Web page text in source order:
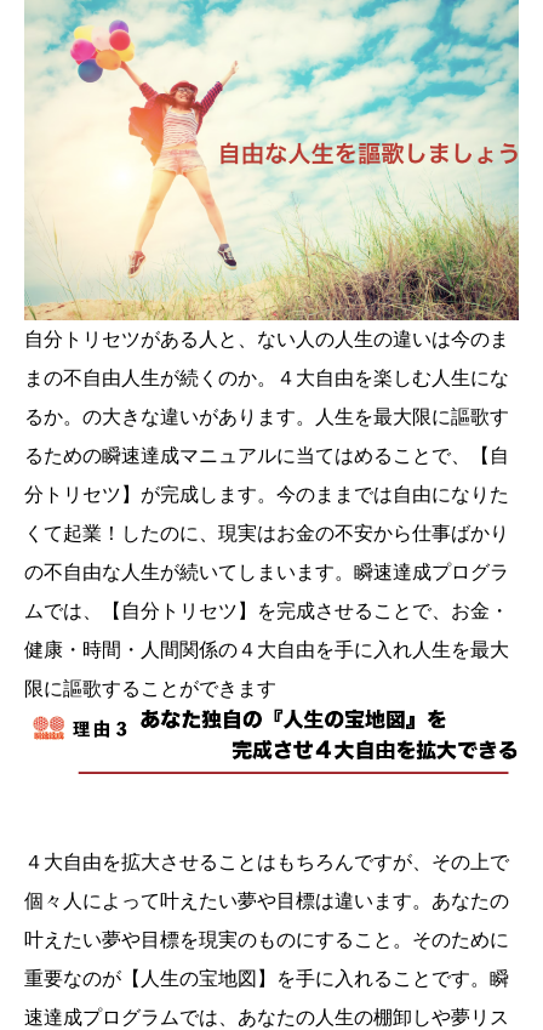
自分トリセツがある人と、ない人の人生の違いは今のま
まの不自由人生が続くのか。４大自由を楽しむ人生にな
るか。の大きな違いがあります。人生を最大限に謳歌す
るための瞬速達成マニュアルに当てはめることで、【自
分トリセツ】が完成します。今のままでは自由になりた
くて起業！したのに、現実はお金の不安から仕事ばかり
の不自由な人生が続いてしまいます。瞬速達成プログラ
ムでは、【自分トリセツ】を完成させることで、お金・
健康・時間・人間関係の４大自由を手に入れ人生を最大
限に謳歌することができます
４大自由を拡大させることはもちろんですが、その上で
個々人によって叶えたい夢や目標は違います。あなたの
叶えたい夢や目標を現実のものにすること。そのために
重要なのが【人生の宝地図】を手に入れることです。瞬
速達成プログラムでは、あなたの人生の棚卸しや夢リス